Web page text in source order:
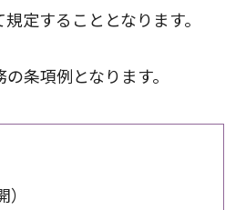
定することとなります。
条項例となります。